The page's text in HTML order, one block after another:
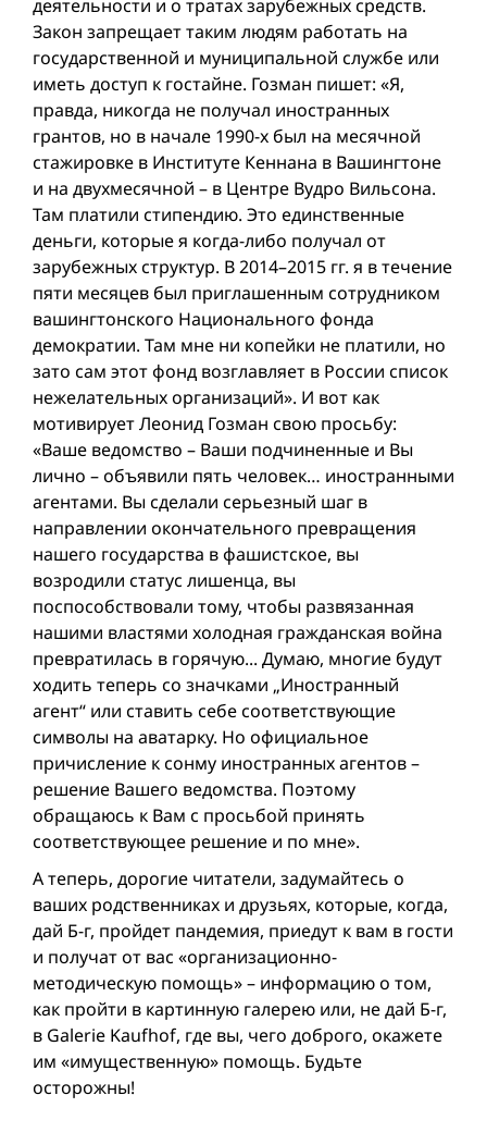
деятельности и о тратах зарубежных средств.
Закон запрещает таким людям работать на
государственной и муниципальной службе или
иметь доступ к гостайне. Гозман пишет: «Я,
правда, никогда не получал иностранных
грантов, но в начале 1990-х был на месячной
стажировке в Институте Кеннана в Вашингтоне
и на двухмесячной – в Центре Вудро Вильсона.
Там платили стипендию. Это единственные
деньги, которые я когда-либо получал от
зарубежных структур. В 2014–2015 гг. я в течение
пяти месяцев был приглашенным сотрудником
вашингтонского Национального фонда
демократии. Там мне ни копейки не платили, но
зато сам этот фонд возглавляет в России список
нежелательных организаций». И вот как
мотивирует Леонид Гозман свою просьбу:
«Ваше ведомство – Ваши подчиненные и Вы
лично – объявили пять человек… иностранными
агентами. Вы сделали серьезный шаг в
направлении окончательного превращения
нашего государства в фашистское, вы
возродили статус лишенца, вы
поспособствовали тому, чтобы развязанная
нашими властями холодная гражданская война
превратилась в горячую... Думаю, многие будут
ходить теперь со значками „Иностранный
агент“ или ставить себе соответствующие
символы на аватарку. Но официальное
причисление к сонму иностранных агентов –
решение Вашего ведомства. Поэтому
обращаюсь к Вам с просьбой принять
соответствующее решение и по мне».
А теперь, дорогие читатели, задумайтесь о
ваших родственниках и друзьях, которые, когда,
дай Б-г, пройдет пандемия, приедут к вам в гости
и получат от вас «организационно-
методическую помощь» – информацию о том,
как пройти в картинную галерею или, не дай Б-г,
в Galerie Kaufhof, где вы, чего доброго, окажете
им «имущественную» помощь. Будьте
осторожны!